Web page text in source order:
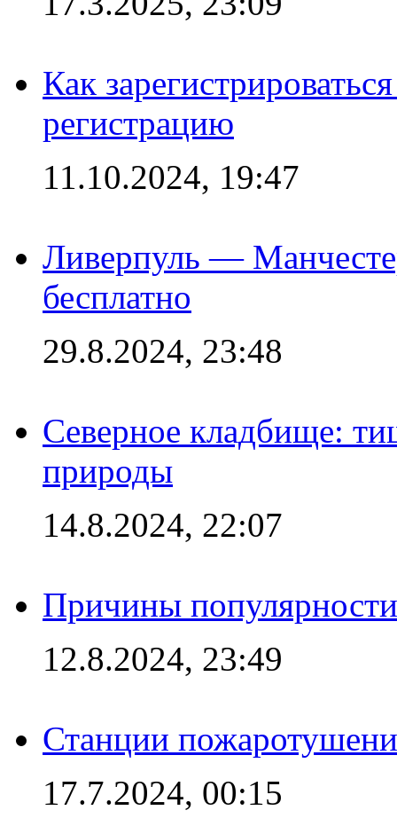
Как
регистрацию
11.10.2024, 19:47
Ливерпуль —
бесплатно
29.8.2024, 23:48
Северное кладбище:
природы
14.8.2024, 22:07
Причины
12.8.2024, 23:49
Станции
17.7.2024, 00:15